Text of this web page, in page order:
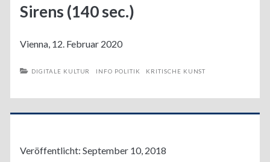
Sirens (140 sec.)
Vienna, 12. Februar 2020
DIGITALE KULTUR INFO POLITIK KRITISCHE KUNST
Veröffentlicht: September 10, 2018